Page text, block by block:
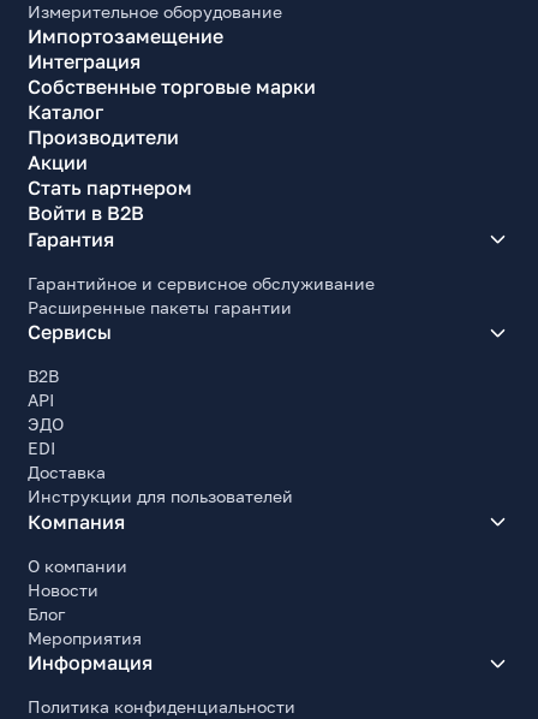
Измерительное оборудование
Импортозамещение
Интеграция
Собственные торговые марки
Каталог
Производители
Акции
Стать партнером
Войти в B2B
Гарантия
Гарантийное и сервисное обслуживание
Расширенные пакеты гарантии
Сервисы
B2B
API
ЭДО
EDI
Доставка
Инструкции для пользователей
Компания
О компании
Новости
Блог
Мероприятия
Информация
Политика конфиденциальности